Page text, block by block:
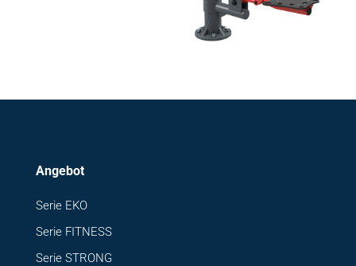
Angebot
Serie EKO
Serie FITNESS
Serie STRONG